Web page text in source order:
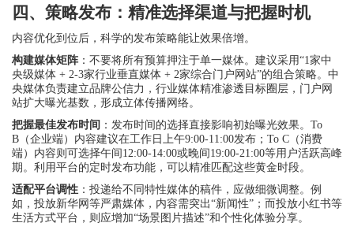
四、策略发布：精准选择渠道与把握时机
内容优化到位后，科学的发布策略能让效果倍增。
构建媒体矩阵 ：不要将所有预算押注于单一媒体。建议采用“1家中
央级媒体 + 2-3家行业垂直媒体 + 2家综合门户网站”的组合策略。中
央媒体负责建立品牌公信力，行业媒体精准渗透目标圈层，门户网
站扩大曝光基数，形成立体传播网络。
把握最佳发布时间 ：发布时间的选择直接影响初始曝光效果。To
B（企业端）内容建议在工作日上午9:00-11:00发布；To C（消费
端）内容则可选择午间12:00-14:00或晚间19:00-21:00等用户活跃高峰
期。利用平台的定时发布功能，可以精准匹配这些黄金时段。
适配平台调性 ：投递给不同特性媒体的稿件，应做细微调整。例
如，投放新华网等严肃媒体，内容需突出“新闻性”；而投放小红书等
生活方式平台，则应增加“场景图片描述”和个性化体验分享。